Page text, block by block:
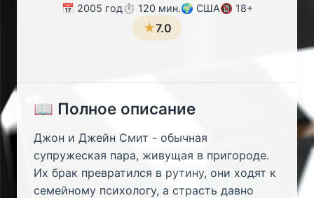
📅 2005 год⏱️ 120 мин.🌍 США🔞 18+
★7.0
📖 Полное описание
Джон и Джейн Смит - обычная
супружеская пара, живущая в пригороде.
Их брак превратился в рутину, они ходят к
семейному психологу, а страсть давно